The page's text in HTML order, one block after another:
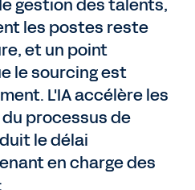
gestion des talents,
les postes reste
et un point
le sourcing est
L'IA accélère les
processus de
le délai
en charge des